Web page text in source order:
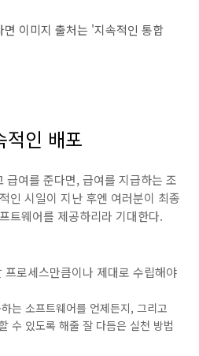
이미지 출처는 '지속적인 통합
적인 배포
급여를 준다면, 급여를 지급하는 조
인 시일이 지난 후엔 여러분이 최종
트웨어를 제공하리라 기대한다.
프로세스만큼이나 제대로 수립해야
는 소프트웨어를 언제든지, 그리고
수 있도록 해줄 잘 다듬은 실천 방법